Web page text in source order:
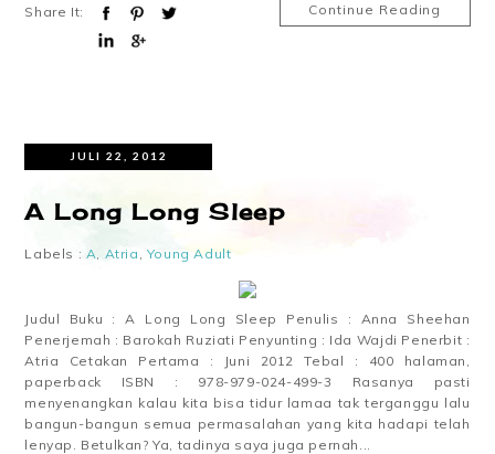
Share It: Continue Reading
JULI 22, 2012
A Long Long Sleep
Labels : A Atria Young Adult
Judul Buku : A Long Long Sleep Penulis : Anna Sheehan
Penerjemah : Barokah Ruziati Penyunting : Ida Wajdi Penerbit :
Atria Cetakan Pertama : Juni 2012 Tebal : 400 halaman,
paperback ISBN : 978-979-024-499-3 Rasanya pasti
menyenangkan kalau kita bisa tidur lamaa tak terganggu lalu
bangun-bangun semua permasalahan yang kita hadapi telah
lenyap. Betulkan? Ya, tadinya saya juga pernah...